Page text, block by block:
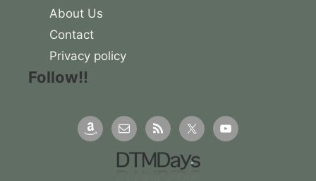
About Us
Contact
Privacy policy
Follow!!